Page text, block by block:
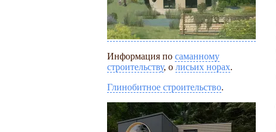
Информация по саманному
строительству, о лисьих норах.
Глинобитное строительство.